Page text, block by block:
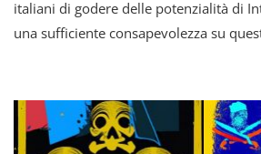
italiani di godere delle potenzialità di
una sufficiente consapevolezza su